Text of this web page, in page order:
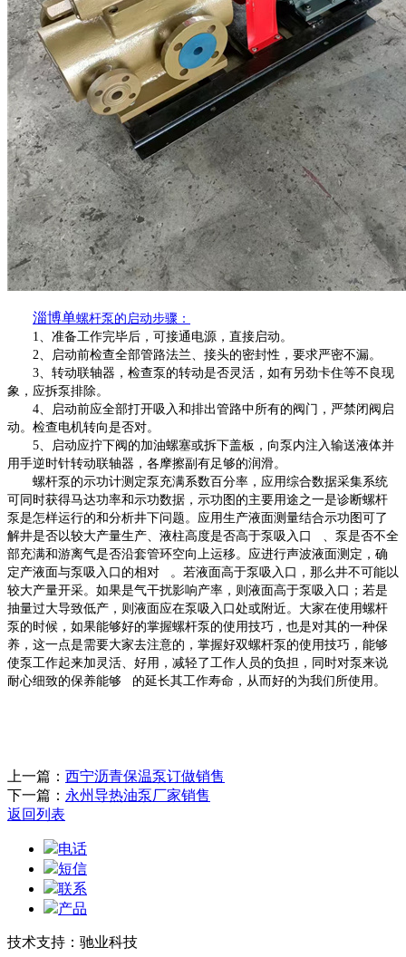
淄博单螺杆泵的启动步骤：
1、准备工作完毕后，可接通电源，直接启动。
2、启动前检查全部管路法兰、接头的密封性，要求严密不漏。
3、转动联轴器，检查泵的转动是否灵活，如有另劲卡住等不良现
象，应拆泵排除。
4、启动前应全部打开吸入和排出管路中所有的阀门，严禁闭阀启
动。检查电机转向是否对。
5、启动应拧下阀的加油螺塞或拆下盖板，向泵内注入输送液体并
用手逆时针转动联轴器，各摩擦副有足够的润滑。
螺杆泵的示功计测定泵充满系数百分率，应用综合数据采集系统
可同时获得马达功率和示功数据，示功图的主要用途之一是诊断螺杆
泵是怎样运行的和分析井下问题。应用生产液面测量结合示功图可了
解井是否以较大产量生产、液柱高度是否高于泵吸入口
、泵是否不全
部充满和游离气是否沿套管环空向上运移。应进行声波液面测定，确
定产液面与泵吸入口的相对 。若液面高于泵吸入口，那么井不可能以
较大产量开采。如果是气干扰影响产率，则液面高于泵吸入口；若是
抽量过大导致低产，则液面应在泵吸入口处或附近。大家在使用螺杆
泵的时候，如果能够好的掌握螺杆泵的使用技巧，也是对其的一种保
养，这一点是需要大家去注意的，掌握好双螺杆泵的使用技巧，能够
使泵工作起来加灵活、好用，减轻了工作人员的负担，同时对泵来说
耐心细致的保养能够 的延长其工作寿命，从而好的为我们所使用。
上一篇： 西宁沥青保温泵订做销售
下一篇： 永州导热油泵厂家销售
返回列表
电话
短信
联系
产品
技术支持：驰业科技